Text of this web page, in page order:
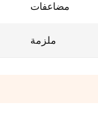
مضاعفات
ملزمة